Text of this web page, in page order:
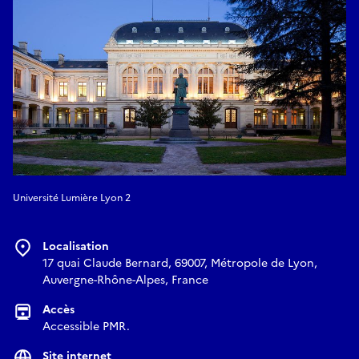
Université Lumière Lyon 2
Localisation
17 quai Claude Bernard, 69007, Métropole de Lyon,
Auvergne-Rhône-Alpes, France
Accès
Accessible PMR.